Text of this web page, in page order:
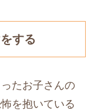
する
たお子さんの
を抱いている